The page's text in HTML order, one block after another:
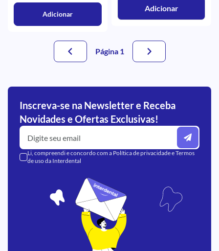
Adicionar
Adicionar
Página 1
Inscreva-se na Newsletter e Receba
Novidades e Ofertas Exclusivas!
Li, compreendi e concordo com a Política de privacidadeeTermos
de usoda Interdental